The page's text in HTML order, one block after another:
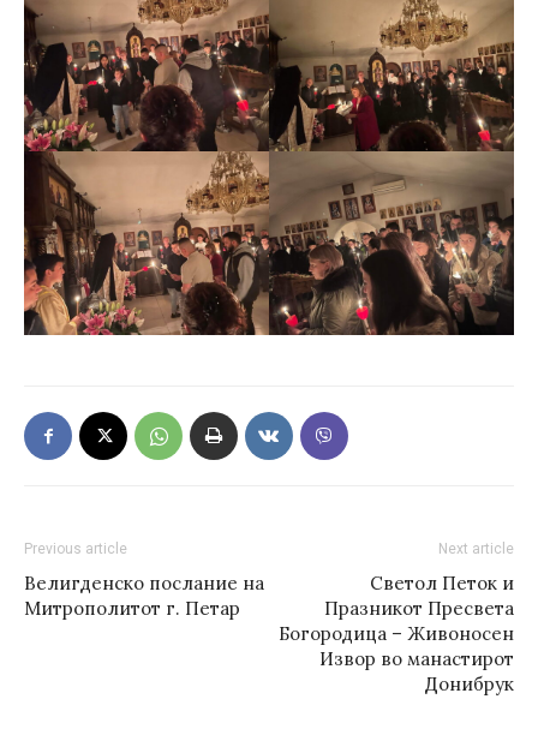
Previous article
Велигденско послание на
Митрополитот г. Петар
Next article
Светол Петок и
Празникот Пресвета
Богородица – Живоносен
Извор во манастирот
Донибрук